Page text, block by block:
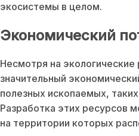
экосистемы в целом.
Экономический
Несмотря на
значительный
полезных ископаемых,
Разработка этих ресурсов
на территории которых